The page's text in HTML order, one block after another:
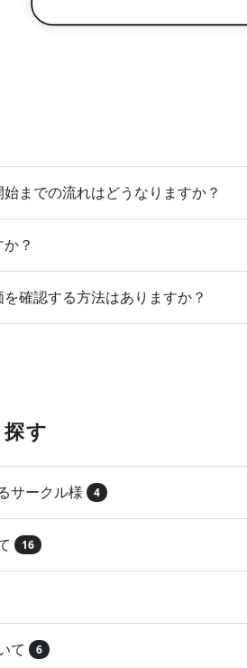
までの流れはどうなりますか？
？
確認する方法はありますか？
す
サークル様 4
16
て 6